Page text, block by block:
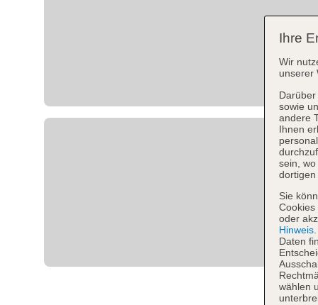
Ihre
Wir
unserer
sowie
andere
Ihnen
sein,
dortigen
Sie
Cookies
oder
Hinweis
Daten
wählen